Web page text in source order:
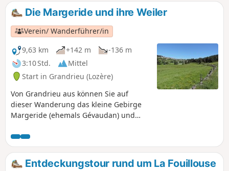
Die Margeride und ihre Weiler
Verein/ Wanderführer/in
9,63 km
+142 m
-136 m
3:10 Std.
Mittel
Start in Grandrieu (Lozère)
Von Grandrieu aus können Sie auf
dieser Wanderung das kleine Gebirge
Margeride (ehemals Gévaudan) und
Die beschriebene Route wurde von den
Jugendlichen (7 bis 11 Jahre) des
Wanderclubs Sentiers en Margeride in
einem halben Tag zurückgelegt.
Entdeckungstour rund um La Fouillouse